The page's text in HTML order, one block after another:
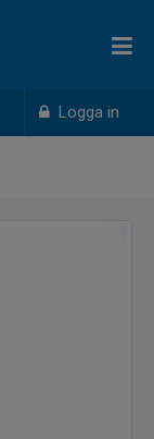
Logga in